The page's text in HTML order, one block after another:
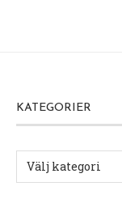
KATEGORIER